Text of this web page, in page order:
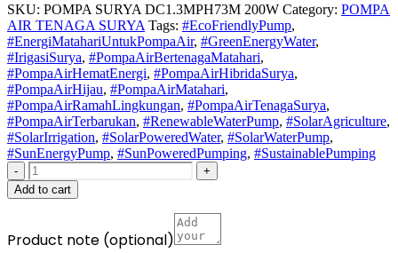
SKU: POMPA SURYA DC1.3MPH73M 200W Category: POMPA
AIR TENAGA SURYA Tags: #EcoFriendlyPump,
#EnergiMatahariUntukPompaAir, #GreenEnergyWater,
#IrigasiSurya, #PompaAirBertenagaMatahari,
#PompaAirHematEnergi, #PompaAirHibridaSurya,
#PompaAirHijau, #PompaAirMatahari,
#PompaAirRamahLingkungan, #PompaAirTenagaSurya,
#PompaAirTerbarukan, #RenewableWaterPump, #SolarAgriculture,
#SolarIrrigation, #SolarPoweredWater, #SolarWaterPump,
#SunEnergyPump, #SunPoweredPumping, #SustainablePumping
-
+
Add to cart
Product note (optional)